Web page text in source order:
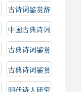
解析
古诗词鉴赏辞
典
中国古典诗词
解析
古典诗词鉴赏
古典诗词鉴赏
辞典
明代诗人研究